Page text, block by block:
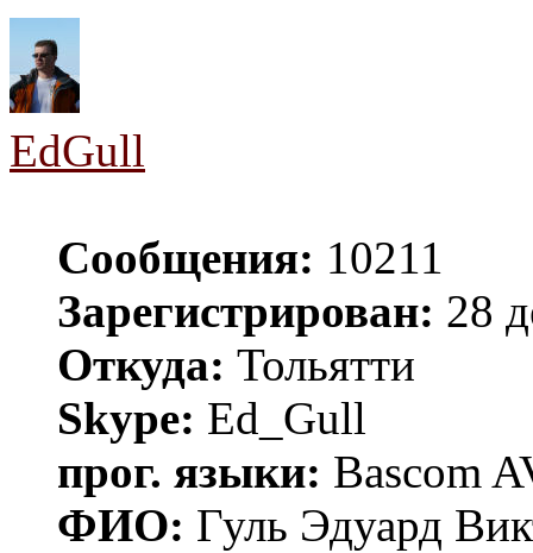
EdGull
Сообщения: 10211
Зарегистрирован: 28
Откуда: Тольятти
Skype: Ed_Gull
прог. языки: Bascom
ФИО: Гуль Эдуард